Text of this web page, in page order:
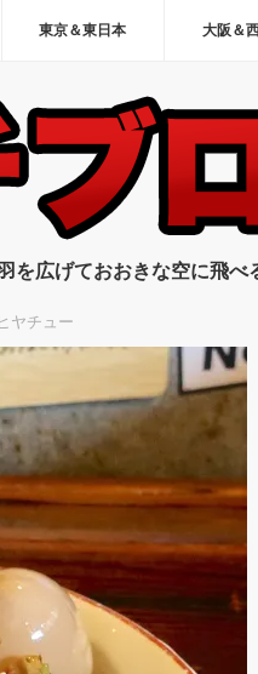
東京＆東日本 大阪＆
を広げておおきな空に飛べ
ヤチュー